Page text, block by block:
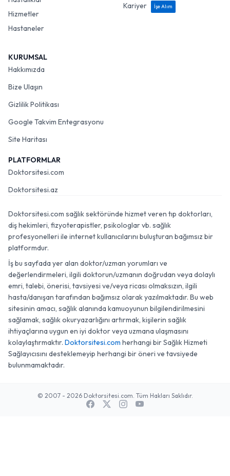
Hizmetler
Hastaneler
Kariyer
İşe Alım
KURUMSAL
Hakkımızda
Bize Ulaşın
Gizlilik Politikası
Google Takvim Entegrasyonu
Site Haritası
PLATFORMLAR
Doktorsitesi.com
Doktorsitesi.az
Doktorsitesi.com sağlık sektöründe hizmet veren tıp doktorları,
diş hekimleri, fizyoterapistler, psikologlar vb. sağlık
profesyonelleri ile internet kullanıcılarını buluşturan bağımsız bir
platformdur.
İş bu sayfada yer alan doktor/uzman yorumları ve
değerlendirmeleri, ilgili doktorun/uzmanın doğrudan veya dolaylı
emri, talebi, önerisi, tavsiyesi ve/veya ricası olmaksızın, ilgili
hasta/danışan tarafından bağımsız olarak yazılmaktadır. Bu web
sitesinin amacı, sağlık alanında kamuoyunun bilgilendirilmesini
sağlamak, sağlık okuryazarlığını artırmak, kişilerin sağlık
ihtiyaçlarına uygun en iyi doktor veya uzmana ulaşmasını
kolaylaştırmaktır. Doktorsitesi.com herhangi bir Sağlık Hizmeti
Sağlayıcısını desteklemeyip herhangi bir öneri ve tavsiyede
bulunmamaktadır.
© 2007 - 2026 Doktorsitesi.com. Tüm Hakları Saklıdır.